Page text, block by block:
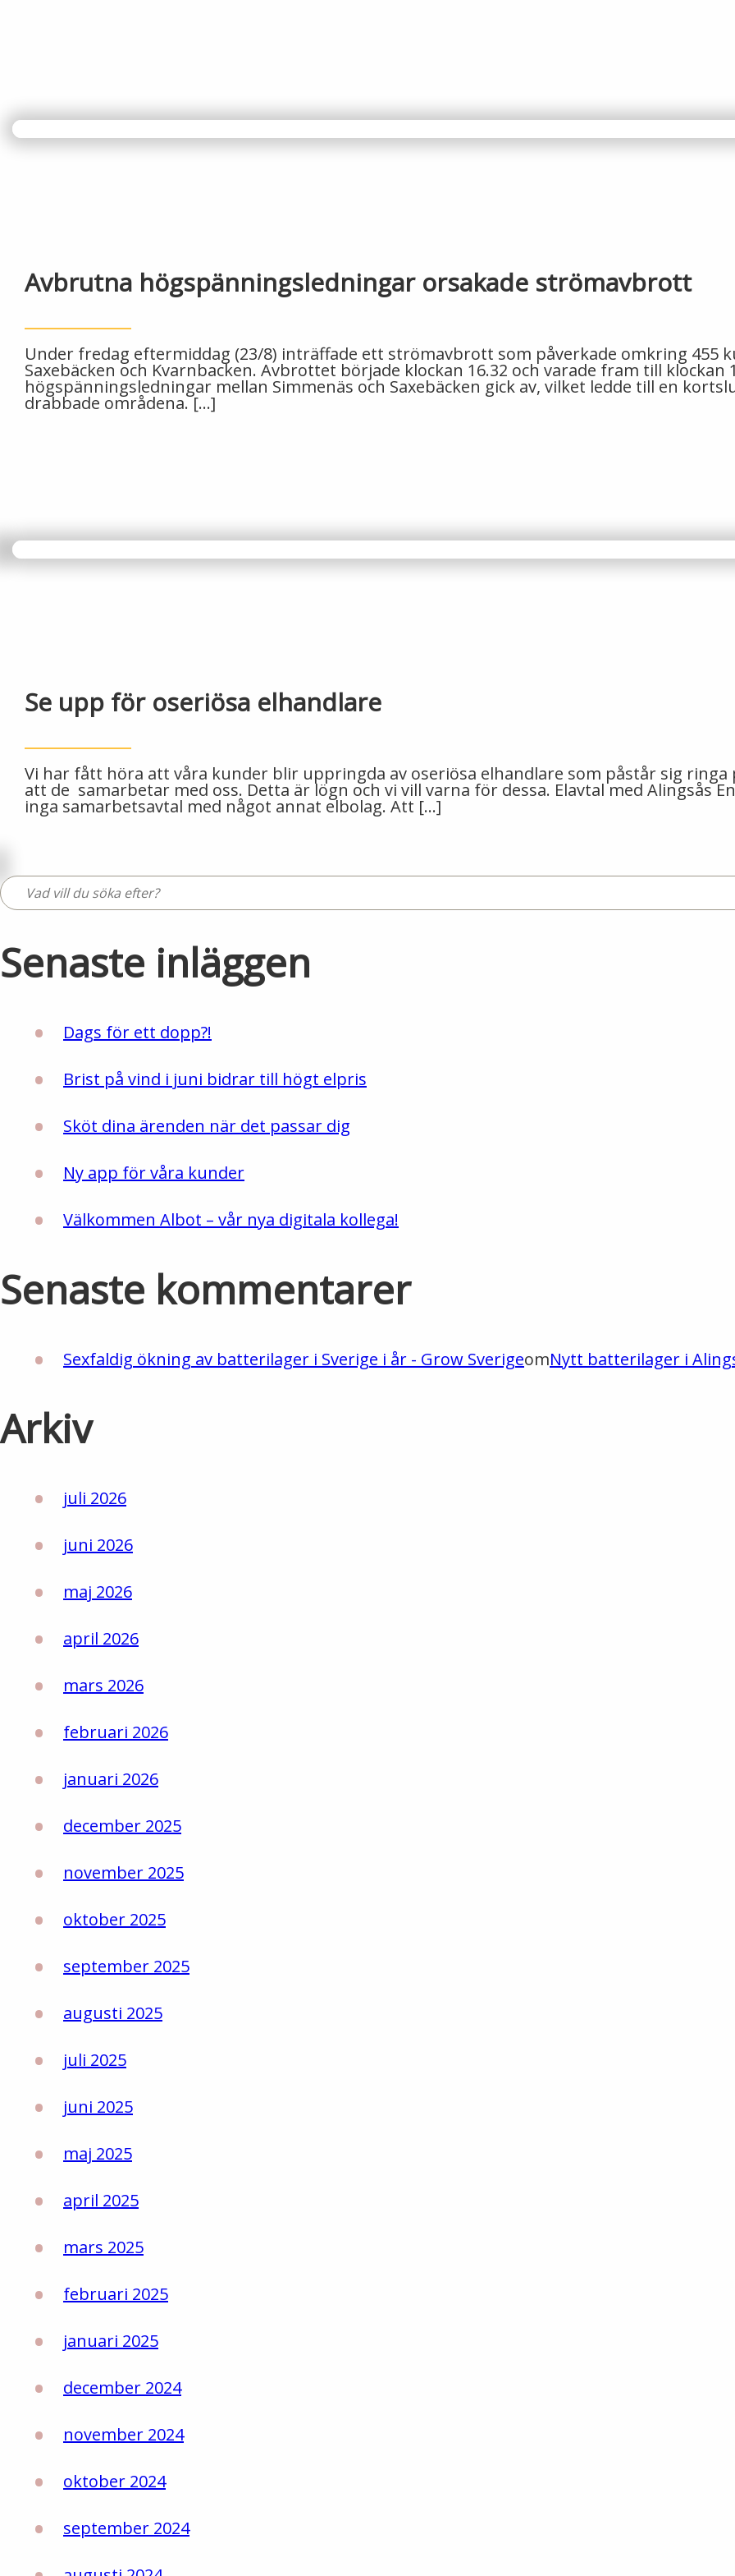
Avbrutna högspänningsledningar orsakade strömavbrott
Under fredag eftermiddag (23/8) inträffade ett strömavbrott som påverkade omkring 455
Saxebäcken och Kvarnbacken. Avbrottet började klockan 16.32 och varade fram till
högspänningsledningar mellan Simmenäs och Saxebäcken gick av, vilket ledde till en
drabbade områdena. […]
Se upp för oseriösa elhandlare
Vi har fått höra att våra kunder blir uppringda av oseriösa elhandlare som påstår sig ringa
att de samarbetar med oss. Detta är lögn och vi vill varna för dessa. Elavtal med Alingsås
inga samarbetsavtal med något annat elbolag. Att […]
Senaste inläggen
Dags för ett dopp?!
Brist på vind i juni bidrar till högt elpris
Sköt dina ärenden när det passar dig
Ny app för våra kunder
Välkommen Albot – vår nya digitala kollega!
Senaste kommentarer
Sexfaldig ökning av batterilager i Sverige i år - Grow SverigeomNytt batterilager i
Arkiv
juli 2026
juni 2026
maj 2026
april 2026
mars 2026
februari 2026
januari 2026
december 2025
november 2025
oktober 2025
september 2025
augusti 2025
juli 2025
juni 2025
maj 2025
april 2025
mars 2025
februari 2025
januari 2025
december 2024
november 2024
oktober 2024
september 2024